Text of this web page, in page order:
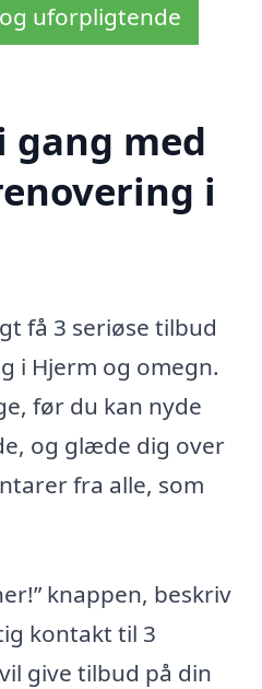
uforpligtende
gang med
i
få 3 seriøse tilbud
i Hjerm og omegn.
før du kan nyde
og glæde dig over
fra alle, som
knappen, beskriv
kontakt til 3
give tilbud på din